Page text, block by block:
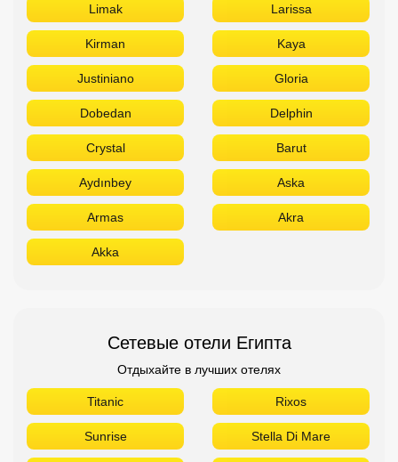
Limak Larissa
Kirman Kaya
Justiniano Gloria
Dobedan Delphin
Crystal Barut
Aydınbey Aska
Armas Akra
Akka
Сетевые отели Египта
Отдыхайте в лучших отелях
Titanic Rixos
Sunrise Stella Di Mare